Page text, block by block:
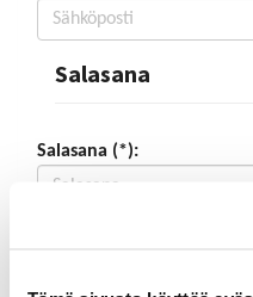
Salasana
Salasana (*):